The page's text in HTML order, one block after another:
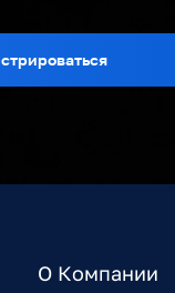
О Компании